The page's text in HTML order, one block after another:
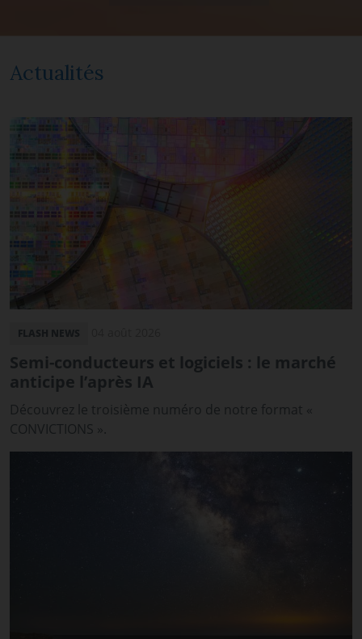
Actualités
Semi-conducteurs et logiciels : le marché
anticipe l’après IA
Découvrez le troisième numéro de notre format «
CONVICTIONS ».